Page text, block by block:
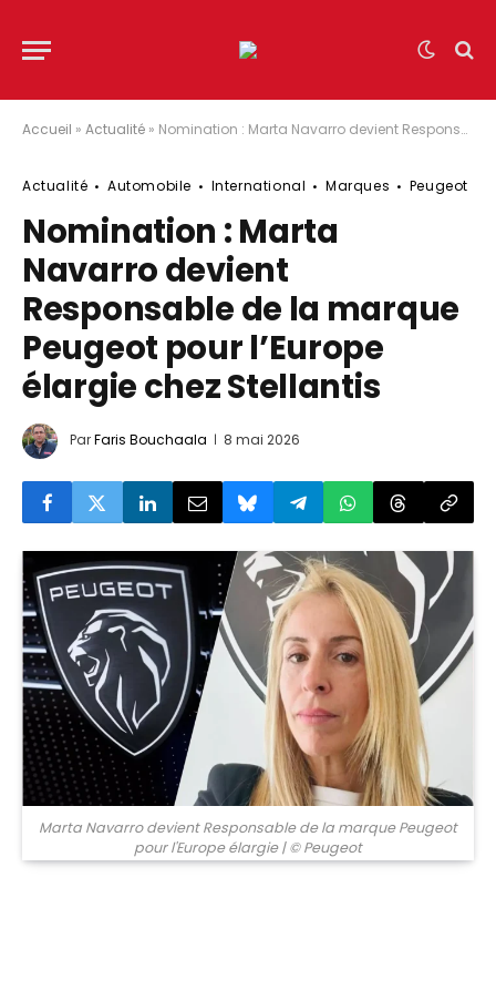
Accueil » Actualité » Nomination : Marta Navarro devient Responsable de la marque Peugeot pour l’Europe élargie chez Stellantis
Actualité Automobile International Marques Peugeot
Nomination : Marta
Navarro devient
Responsable de la marque
Peugeot pour l’Europe
élargie chez Stellantis
ParFaris Bouchaala 8 mai 2026
© Peugeot
Marta Navarro devient Responsable de la marque Peugeot
pour l'Europe élargie| © Peugeot